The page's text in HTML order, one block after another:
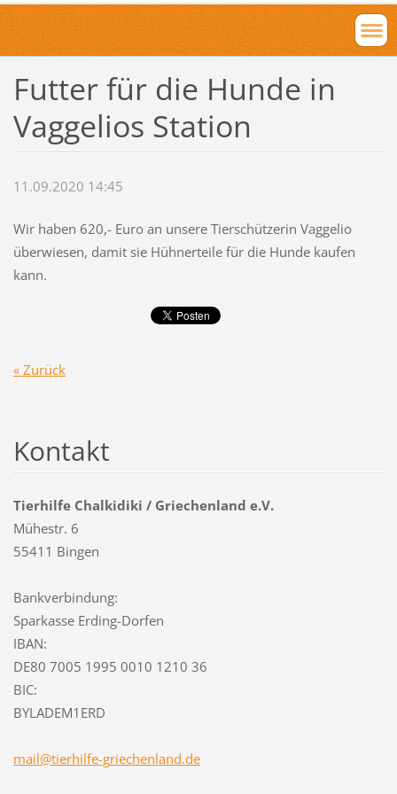
Futter für die Hunde in
Vaggelios Station
11.09.2020 14:45
Wir haben 620,- Euro an unsere Tierschützerin Vaggelio
überwiesen, damit sie Hühnerteile für die Hunde kaufen
kann.
« Zurück
Kontakt
Tierhilfe Chalkidiki / Griechenland e.V.
Mühestr. 6
55411 Bingen
Bankverbindung:
Sparkasse Erding-Dorfen
IBAN:
DE80 7005 1995 0010 1210 36
BIC:
BYLADEM1ERD
mail@tierhilfe-griechenland.de